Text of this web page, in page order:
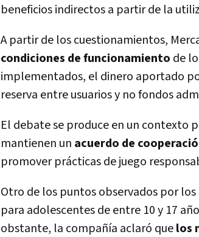
beneficios indirectos a partir de la
A partir de los cuestionamientos,
condiciones de funcionamiento de
implementados, el dinero aportado
reserva entre usuarios y no fondos
El debate se produce en un contexto
mantienen un acuerdo de
promover prácticas de juego
Otro de los puntos observados por
para adolescentes de entre 10 y 17
obstante, la compañía aclaró quelos